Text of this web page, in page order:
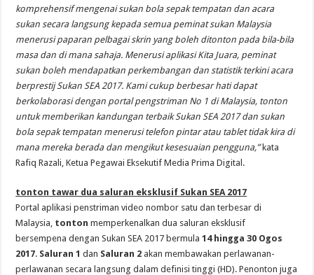
komprehensif mengenai sukan bola sepak tempatan dan acara
sukan secara langsung kepada semua peminat sukan Malaysia
menerusi paparan pelbagai skrin yang boleh ditonton pada bila-bila
masa dan di mana sahaja. Menerusi aplikasi Kita Juara, peminat
sukan boleh mendapatkan perkembangan dan statistik terkini acara
berprestij Sukan SEA 2017. Kami cukup berbesar hati dapat
berkolaborasi dengan portal pengstriman No 1 di Malaysia, tonton
untuk memberikan kandungan terbaik Sukan SEA 2017 dan sukan
bola sepak tempatan menerusi telefon pintar atau tablet tidak kira di
mana mereka berada dan mengikut kesesuaian pengguna,”kata
Rafiq Razali, Ketua Pegawai Eksekutif Media Prima Digital.
tonton tawar dua saluran eksklusif Sukan SEA 2017
Portal aplikasi penstriman video nombor satu dan terbesar di
Malaysia, tontonmemperkenalkan dua saluran eksklusif
bersempena dengan Sukan SEA 2017 bermula14 hingga 30 Ogos
2017. Saluran 1 dan Saluran 2 akan membawakan perlawanan-
perlawanan secara langsung dalam definisi tinggi (HD). Penonton juga